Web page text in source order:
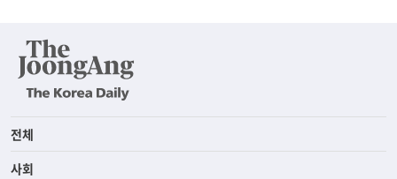
전체
사회